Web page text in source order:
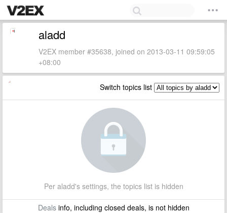
aladd
V2EX member #35638, joined on 2013-03-11 09:59:05
+08:00
Switch topics list
Per aladd's settings, the topics list is hidden
Dealsinfo, including closed deals, is not hidden